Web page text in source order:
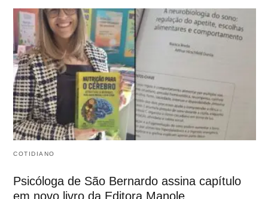
COTIDIANO
Psicóloga de São Bernardo assina capítulo
em novo livro da Editora Manole